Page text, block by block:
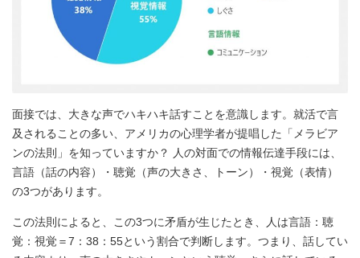
面接では、大きな声でハキハキ話すことを意識します。就活で言
及されることの多い、アメリカの心理学者が提唱した「メラビア
ンの法則」を知っていますか？ 人の対面での情報伝達手段には、
言語（話の内容）・聴覚（声の大きさ、トーン）・視覚（表情）
の3つがあります。
この法則によると、この3つに矛盾が生じたとき、人は言語：聴
覚：視覚＝7：38：55という割合で判断します。つまり、話してい